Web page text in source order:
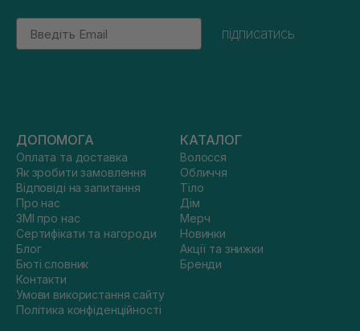
Email
підписатись
ДОПОМОГА
Оплата та доставка
Як зробити замовлення
Відповіді на запитання
Про нас
ЗМІ про нас
Сертифікати та нагороди
Блог
Бюті словник
Контакти
Умови використання сайту
Політика конфіденційності
КАТАЛОГ
Волосся
Обличчя
Тіло
Дім
Мерч
Новинки
Акції та знижки
Бренди